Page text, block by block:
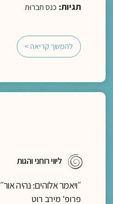
תגיות: כנס חברוּת
להמשך קריאה >
ליווי רוחני והגות
״ויאמר אלוהים: נהיה אור״
פרופ' מירב רוט